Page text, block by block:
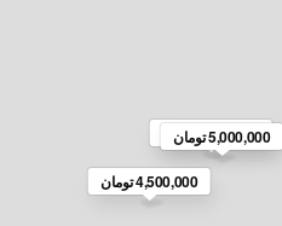
4,500,000 تومان
5,000,000 تومان
5,000,000 تومان